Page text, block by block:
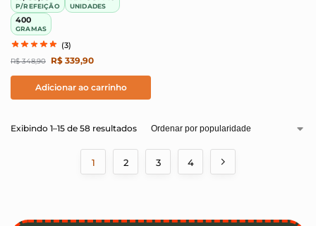
P/REFEIÇÃO UNIDADES
400
GRAMAS
(3)
R$348,90 R$ 339,90
Adicionar ao carrinho
Exibindo 1–15 de 58 resultados
1 2 3 4